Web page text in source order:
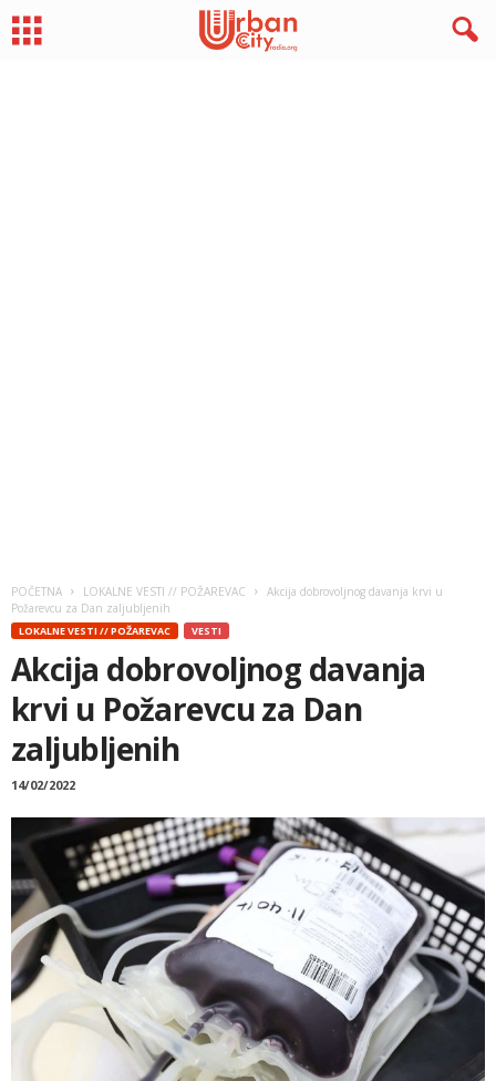
POČETNA LOKALNE VESTI // POŽAREVAC
Akcija dobrovoljnog davanja krvi u
Požarevcu za Dan zaljubljenih
LOKALNE VESTI // POŽAREVAC VESTI
Akcija dobrovoljnog davanja
krvi u Požarevcu za Dan
zaljubljenih
14/02/2022